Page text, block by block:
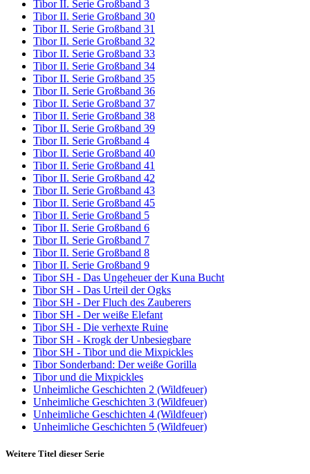
Tibor II. Serie Großband 3
Tibor II. Serie Großband 30
Tibor II. Serie Großband 31
Tibor II. Serie Großband 32
Tibor II. Serie Großband 33
Tibor II. Serie Großband 34
Tibor II. Serie Großband 35
Tibor II. Serie Großband 36
Tibor II. Serie Großband 37
Tibor II. Serie Großband 38
Tibor II. Serie Großband 39
Tibor II. Serie Großband 4
Tibor II. Serie Großband 40
Tibor II. Serie Großband 41
Tibor II. Serie Großband 42
Tibor II. Serie Großband 43
Tibor II. Serie Großband 45
Tibor II. Serie Großband 5
Tibor II. Serie Großband 6
Tibor II. Serie Großband 7
Tibor II. Serie Großband 8
Tibor II. Serie Großband 9
Tibor SH - Das Ungeheuer der Kuna Bucht
Tibor SH - Das Urteil der Ogks
Tibor SH - Der Fluch des Zauberers
Tibor SH - Der weiße Elefant
Tibor SH - Die verhexte Ruine
Tibor SH - Krogk der Unbesiegbare
Tibor SH - Tibor und die Mixpickles
Tibor Sonderband: Der weiße Gorilla
Tibor und die Mixpickles
Unheimliche Geschichten 2 (Wildfeuer)
Unheimliche Geschichten 3 (Wildfeuer)
Unheimliche Geschichten 4 (Wildfeuer)
Unheimliche Geschichten 5 (Wildfeuer)
Weitere Titel dieser Serie